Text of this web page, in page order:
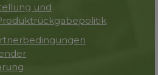
und